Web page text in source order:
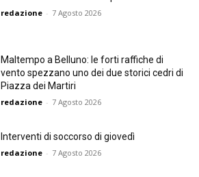
redazione - 7 Agosto 2026
Maltempo a Belluno: le forti raffiche di
vento spezzano uno dei due storici cedri di
Piazza dei Martiri
redazione - 7 Agosto 2026
Interventi di soccorso di giovedì
redazione - 7 Agosto 2026